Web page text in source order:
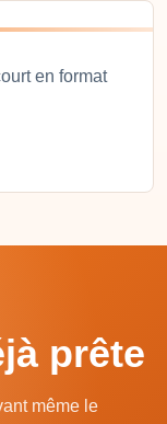
en format
prête
même le